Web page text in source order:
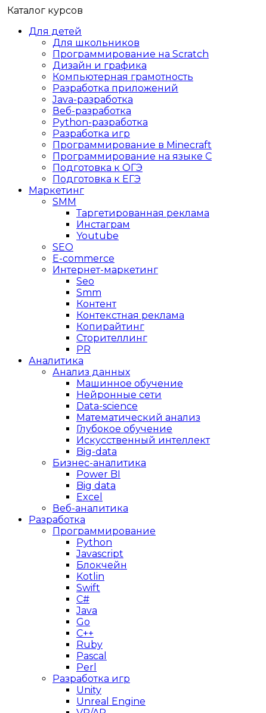
Каталог курсов
Для детей
Для школьников
Программирование на Scratch
Дизайн и графика
Компьютерная грамотность
Разработка приложений
Java-разработка
Веб-разработка
Python-разработка
Разработка игр
Программирование в Minecraft
Программирование на языке C
Подготовка к ОГЭ
Подготовка к ЕГЭ
Маркетинг
SMM
Таргетированная реклама
Инстаграм
Youtube
SEO
E-сommerce
Интернет-маркетинг
Seo
Smm
Контент
Контекстная реклама
Копирайтинг
Сторителлинг
PR
Аналитика
Анализ данных
Машинное обучение
Нейронные сети
Data-science
Математический анализ
Глубокое обучение
Искусственный интеллект
Big-data
Бизнес-аналитика
Power BI
Big data
Excel
Веб-аналитика
Разработка
Программирование
Python
Javascript
Блокчейн
Kotlin
Swift
C#
Java
Go
C++
Ruby
Pascal
Perl
Разработка игр
Unity
Unreal Engine